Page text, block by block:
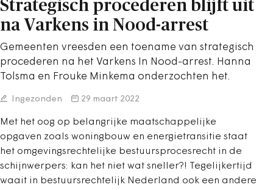
Strategisch procederen blijft uit
na Varkens in Nood-arrest
Gemeenten vreesden een toename van strategisch
procederen na het Varkens In Nood-arrest. Hanna
Tolsma en Frouke Minkema onderzochten het.
Ingezonden 29 maart 2022
Met het oog op belangrijke maatschappelijke
opgaven zoals woningbouw en energietransitie staat
het omgevingsrechtelijke bestuursprocesrecht in de
schijnwerpers: kan het niet wat sneller?! Tegelijkertijd
waait in bestuursrechtelijk Nederland ook een andere